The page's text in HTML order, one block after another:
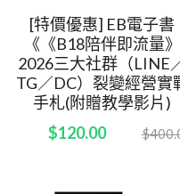
[特價優惠] EB電子書
《《B18陪伴即流量》
2026三大社群（LINE
TG／DC）裂變經營實
手札(附贈教學影片)
$120.00